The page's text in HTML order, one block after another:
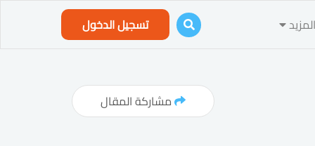
المزيد تسجيل الدخول
مشاركة المقال